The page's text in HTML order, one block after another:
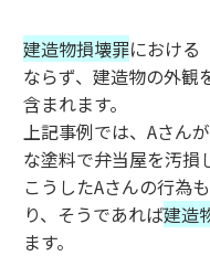
建造物損壊罪における
ならず、建造物の外観
含まれます。
上記事例では、Aさん
な塗料で弁当屋を汚損
こうしたAさんの行為
り、そうであれば建造
ます。